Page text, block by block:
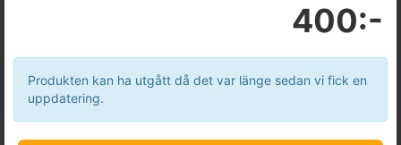
400:-
Produkten kan ha utgått då det var länge sedan vi fick en
uppdatering.